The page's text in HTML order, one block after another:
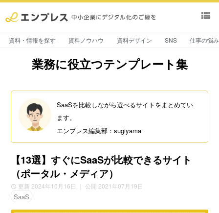
view_list
資料・情報を探す 資料ノウハウ 資料デザイン SNS 仕事の悩
業務に役立つテンプレート集
SaaSを比較しながら選べるサイトをまとめてい
ます。
エンプレス編集部：sugiyama
【13選】すぐにSaaSが比較できるサイト
（ポータル・メディア）
更新 2024年10月16日 ｜ 公開 2021年07月19日
SaaS